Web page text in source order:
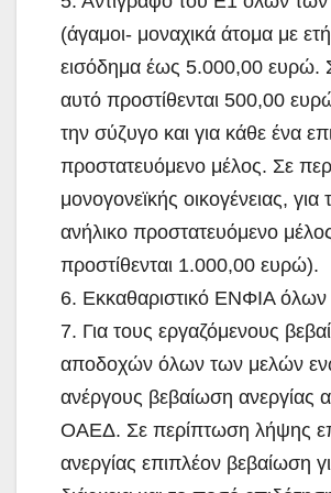
(άγαμοι- μοναχικά άτομα με
εισόδημα έως 5.000,00 ευρώ.
αυτό προστίθενται 500,00
την σύζυγο και για κάθε ένα
προστατευόμενο μέλος. Σε
μονογονεϊκής οικογένειας,
ανήλικο προστατευόμενο
προστίθενται 1.000,00 ευρώ).
6. Εκκαθαριστικό ΕΝΦΙΑ
7. Για τους εργαζόμενους
αποδοχών όλων των μελών
ανέργους βεβαίωση ανεργίας
ΟΑΕΔ. Σε περίπτωση λήψης
ανεργίας επιπλέον βεβαίωση